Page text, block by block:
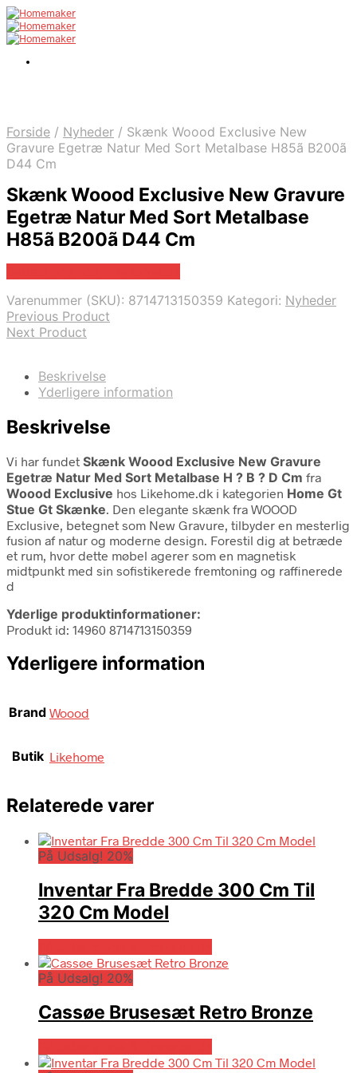
Forside / Nyheder / Skænk Woood Exclusive New
Gravure Egetræ Natur Med Sort Metalbase H85ã B200ã
D44 Cm
Skænk Woood Exclusive New Gravure
Egetræ Natur Med Sort Metalbase
H85ã B200ã D44 Cm
Varenummer (SKU): 8714713150359 Kategori: Nyheder
Previous Product
Next Product
Beskrivelse
Yderligere information
Beskrivelse
Vi har fundet Skænk Woood Exclusive New Gravure
Egetræ Natur Med Sort Metalbase H ? B ? D Cm fra
Woood Exclusive hos Likehome.dk i kategorien Home Gt
Stue Gt Skænke. Den elegante skænk fra WOOOD
Exclusive, betegnet som New Gravure, tilbyder en mesterlig
fusion af natur og moderne design. Forestil dig at betræde
et rum, hvor dette møbel agerer som en magnetisk
midtpunkt med sin sofistikerede fremtoning og raffinerede
d
Yderlige produktinformationer:
Produkt id: 14960 8714713150359
Yderligere information
Brand Woood
Butik Likehome
Relaterede varer
På Udsalg! 20%
Inventar Fra Bredde 300 Cm Til
320 Cm Model
På Udsalg! 20%
Cassøe Brusesæt Retro Bronze